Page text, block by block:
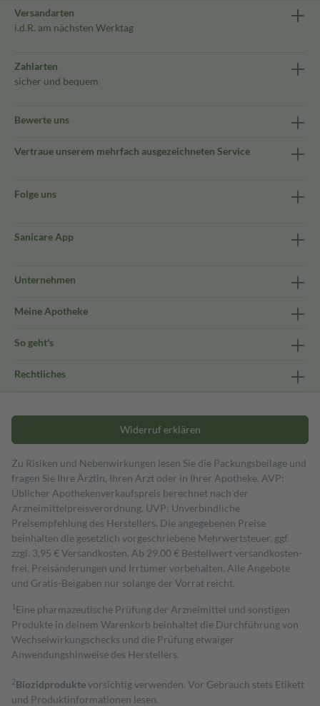
Versandarten
i.d.R. am nächsten Werktag
Zahlarten
sicher und bequem
Bewerte uns
Vertraue unserem mehrfach ausgezeichneten Service
Folge uns
Sanicare App
Unternehmen
Meine Apotheke
So geht's
Rechtliches
Widerruf erklären
Zu Risiken und Nebenwirkungen lesen Sie die Packungsbeilage und
fragen Sie Ihre Ärztin, Ihren Arzt oder in Ihrer Apotheke. AVP:
Üblicher Apothekenverkaufspreis berechnet nach der
Arzneimittelpreisverordnung. UVP: Unverbindliche
Preisempfehlung des Herstellers. Die angegebenen Preise
beinhalten die gesetzlich vorgeschriebene Mehrwertsteuer, ggf.
zzgl. 3,95 € Versandkosten. Ab 29,00 € Bestell­wert versand­kosten­
frei. Preisänderungen und Irrtümer vorbehalten. Alle Angebote
und Gratis-Beigaben nur solange der Vorrat reicht.
1 Eine pharmazeutische Prüfung der Arzneimittel und sonstigen
Produkte in deinem Warenkorb beinhaltet die Durchführung von
Wechselwirkungschecks und die Prüfung etwaiger
Anwendungshinweise des Herstellers.
2Biozidproduktevorsichtig verwenden. Vor Gebrauch stets Etikett
und Produktinformationen lesen.